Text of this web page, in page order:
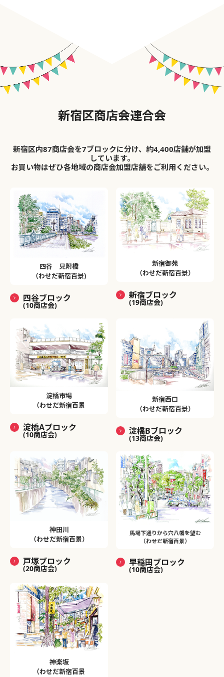
新宿区商店会連合会
新宿区内87商店会を7ブロックに分け、約4,400店舗が加盟
しています。
お買い物はぜひ各地域の商店会加盟店舗をご利用ください。
四谷 見附橋
（わせだ新宿百景)
四谷ブロック
(10商店会)
新宿御苑
（わせだ新宿百景）
新宿ブロック
(19商店会)
淀橋市場
（わせだ新宿百景
淀橋Aブロック
(10商店会)
新宿西口
（わせだ新宿百景）
淀橋Bブロック
(13商店会)
神田川
（わせだ新宿百景）
戸塚ブロック
(20商店会)
馬場下通りから穴八幡を望む
（わせだ新宿百景）
早稲田ブロック
(10商店会)
神楽坂
（わせだ新宿百景